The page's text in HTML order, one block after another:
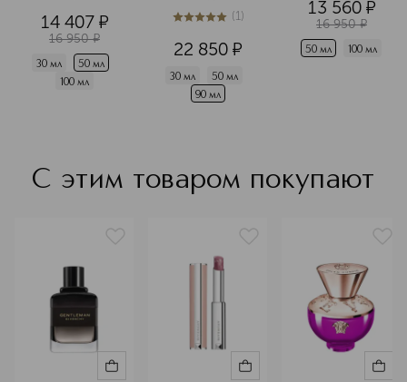
14 407 ¤
16 950 ¤
30 мл
50 мл
100 мл
5из 51 (1)
22 850 ¤
30 мл
50 мл
90 мл
13 560 ¤
16 950 ¤
50 мл 100 мл
С этим товаром покупают